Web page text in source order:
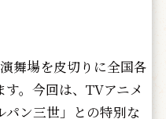
舞場を皮切りに全国各
。今回は、TVアニメ
ン三世」との特別な